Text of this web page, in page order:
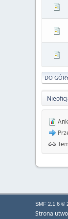
DO
SMF 2.1.6 ©
Strona